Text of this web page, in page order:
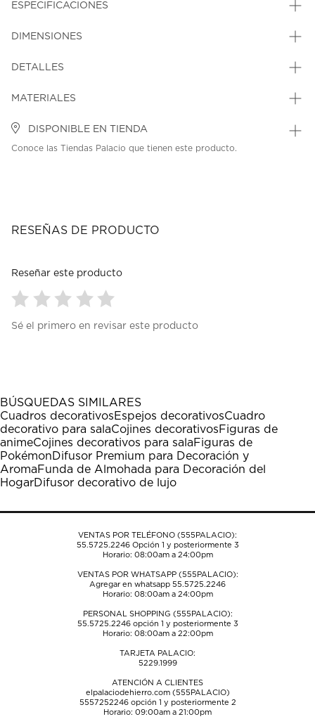
ESPECIFICACIONES
DIMENSIONES
DETALLES
MATERIALES
DISPONIBLE EN TIENDA
Conoce las Tiendas Palacio que tienen este producto.
RESEÑAS DE PRODUCTO
Reseñar este producto
para
1
estrella
Esta
acción
abrirá
el
formulario
de
para
estrellas.
Esta
acción
abrirá
el
formulario
de
para
estrellas.
Esta
acción
abrirá
el
formulario
de
para
estrellas.
Esta
acción
abrirá
el
formulario
de
para
estrellas.
Esta
acción
abrirá
el
formulario
de
Sé el primero en revisar este producto
BÚSQUEDAS SIMILARES
Cuadros decorativosEspejos decorativosCuadro
decorativo para salaCojines decorativosFiguras de
animeCojines decorativos para salaFiguras de
Pokémon Difusor Premium para Decoración y
AromaFunda de Almohada para Decoración del
HogarDifusor decorativo de lujo
VENTAS POR TELÉFONO (555PALACIO):
55.5725.2246Opción 1 y posteriormente 3
Horario: 08:00am a 24:00pm
VENTAS POR WHATSAPP (555PALACIO):
Agregar en whatsapp 55.5725.2246
Horario: 08:00am a 24:00pm
PERSONAL SHOPPING (555PALACIO):
55.5725.2246opción 1 y posteriormente 3
Horario: 08:00am a 22:00pm
TARJETA PALACIO:
5229.1999
ATENCIÓN A CLIENTES
elpalaciodehierro.com (555PALACIO)
5557252246opción 1 y posteriormente 2
Horario: 09:00am a 21:00pm